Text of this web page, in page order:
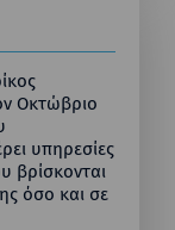
Οκτώβριο
υπηρεσίες
βρίσκονται
όσο και σε